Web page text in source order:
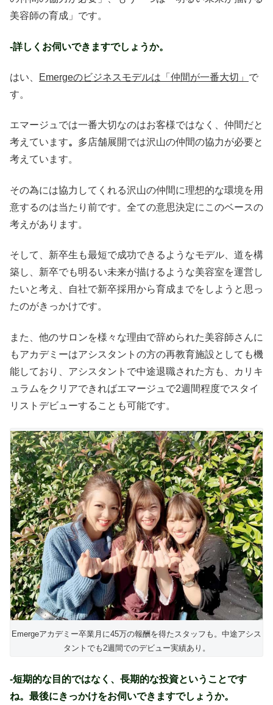
美容師の育成」です。
-詳しくお伺いできますでしょうか。
はい、 Emergeのビジネスモデルは「仲間が一番大切」 で
す。
エマージュでは一番大切なのはお客様ではなく、仲間だと
考えています。 多店舗展開では沢山の仲間の協力が必要と
考えています。
その為には協力してくれる沢山の仲間に理想的な環境を用
意するのは当たり前です。全ての意思決定にこのベースの
考えがあります。
そして、新卒生も最短で成功できるようなモデル、道を構
築し、新卒でも明るい未来が描けるような美容室を運営し
たいと考え、自社で新卒採用から育成までをしようと思っ
たのがきっかけです。
また、他のサロンを様々な理由で辞められた美容師さんに
もアカデミーはアシスタントの方の再教育施設としても機
能しており、アシスタントで中途退職された方も、カリキ
ュラムをクリアできればエマージュで2週間程度でスタイ
リストデビューすることも可能です。
Emergeアカデミー卒業月に45万の報酬を得たスタッフも。中途アシス
タントでも2週間でのデビュー実績あり。
-短期的な目的ではなく、長期的な投資ということです
ね。最後にきっかけをお伺いできますでしょうか。